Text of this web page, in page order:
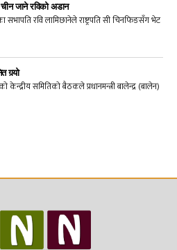
जाने रविको अडान
सभापति रवि लामिछानेले राष्ट्रपति सी चिनफिङसँग भेट
गर्‍यो
को केन्द्रीय समितिको बैठकले प्रधानमन्त्री बालेन्द्र (बालेन)